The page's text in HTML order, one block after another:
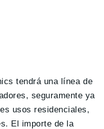
tendrá una línea de
seguramente ya
usos residenciales,
El importe de la